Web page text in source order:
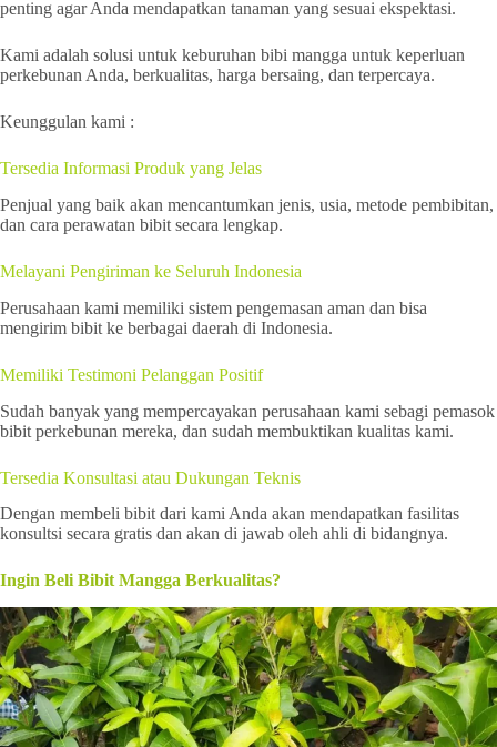
penting agar Anda mendapatkan tanaman yang sesuai ekspektasi.
Kami adalah solusi untuk keburuhan bibi mangga untuk keperluan
perkebunan Anda, berkualitas, harga bersaing, dan terpercaya.
Keunggulan kami :
Tersedia Informasi Produk yang Jelas
Penjual yang baik akan mencantumkan jenis, usia, metode pembibitan,
dan cara perawatan bibit secara lengkap.
Melayani Pengiriman ke Seluruh Indonesia
Perusahaan kami memiliki sistem pengemasan aman dan bisa
mengirim bibit ke berbagai daerah di Indonesia.
Memiliki Testimoni Pelanggan Positif
Sudah banyak yang mempercayakan perusahaan kami sebagi pemasok
bibit perkebunan mereka, dan sudah membuktikan kualitas kami.
Tersedia Konsultasi atau Dukungan Teknis
Dengan membeli bibit dari kami Anda akan mendapatkan fasilitas
konsultsi secara gratis dan akan di jawab oleh ahli di bidangnya.
Ingin Beli Bibit Mangga Berkualitas?